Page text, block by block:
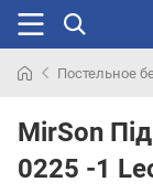
раньше
Постельное
MirSon
0225 -1